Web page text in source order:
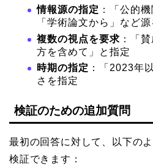
情報源の指定 ：「公的
「学術論文から」など
複数の視点を要求 ：「
方を含めて」と指定
時期の指定 ：「2023年
さを指定
検証のための追加質問
最初の回答に対して、以下の
検証できます：